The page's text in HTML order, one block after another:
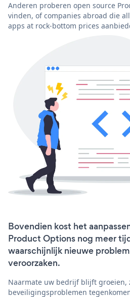
Anderen proberen open source
vinden, of companies abroad die
apps at rock-bottom prices
Bovendien kost het
Product Options nog meer
waarschijnlijk nieuwe
veroorzaken.
Naarmate uw bedrijf blijft groeien,
beveiligingsproblemen